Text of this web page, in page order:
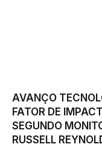
AVANÇO
FATOR DE
SEGUNDO
RUSSELL